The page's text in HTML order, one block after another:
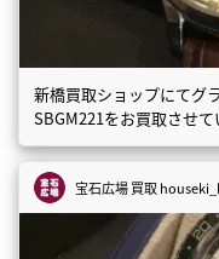
新橋買取ショップにてグ
SBGM221をお買取させて
宝石広場 買取